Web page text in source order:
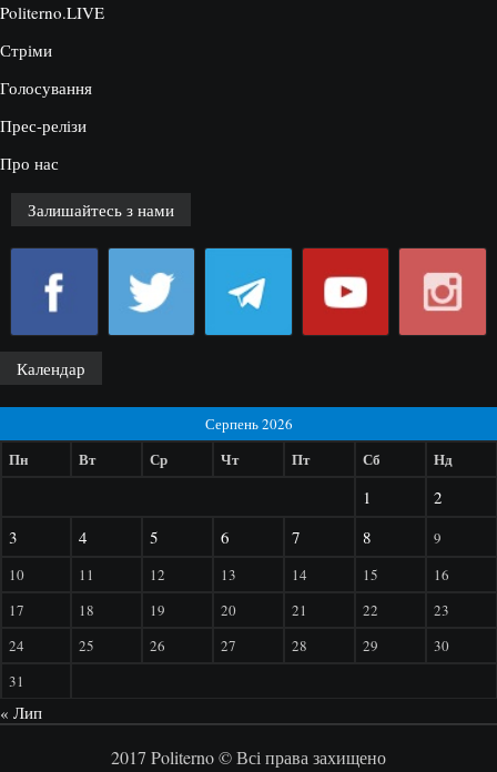
Politerno.LIVE
Стріми
Голосування
Прес-релізи
Про нас
Залишайтесь з нами
Календар
Серпень 2026
Пн Вт Ср Чт Пт Сб Нд
1
2
3
4 5 6 7 8
9
10
11 12 13 14 15
16
17
18 19 20 21 22
23
24
25 26 27 28 29
30
31
« Лип
2017 Politerno © Всі права захищено